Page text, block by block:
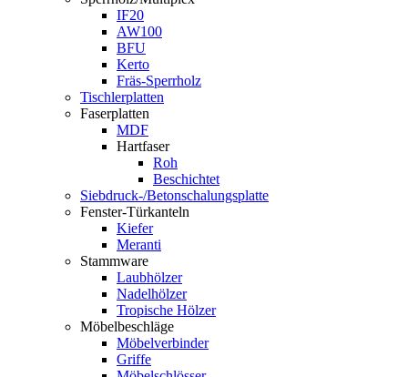
IF20
AW100
BFU
Kerto
Fräs-Sperrholz
Tischlerplatten
Faserplatten
MDF
Hartfaser
Roh
Beschichtet
Siebdruck-/Betonschalungsplatte
Fenster-Türkanteln
Kiefer
Meranti
Stammware
Laubhölzer
Nadelhölzer
Tropische Hölzer
Möbelbeschläge
Möbelverbinder
Griffe